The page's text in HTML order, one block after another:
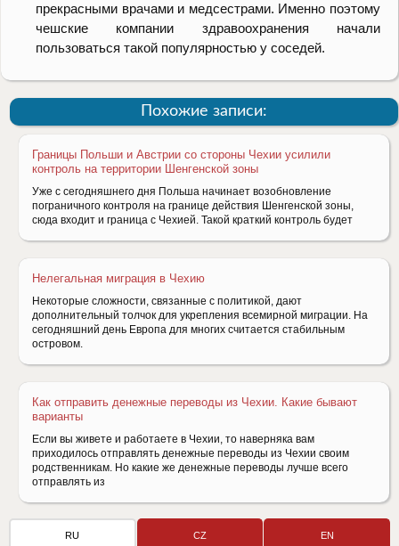
прекрасными врачами и медсестрами. Именно поэтому
чешские компании здравоохранения начали
пользоваться такой популярностью у соседей.
Похожие записи:
Границы Польши и Австрии со стороны Чехии усилили
контроль на территории Шенгенской зоны
Уже с сегодняшнего дня Польша начинает возобновление
пограничного контроля на границе действия Шенгенской зоны,
сюда входит и граница с Чехией. Такой краткий контроль будет
Нелегальная миграция в Чехию
Некоторые сложности, связанные с политикой, дают
дополнительный толчок для укрепления всемирной миграции. На
сегодняшний день Европа для многих считается стабильным
островом.
Как отправить денежные переводы из Чехии. Какие бывают
варианты
Если вы живете и работаете в Чехии, то наверняка вам
приходилось отправлять денежные переводы из Чехии своим
родственникам. Но какие же денежные переводы лучше всего
отправлять из
RU CZ EN